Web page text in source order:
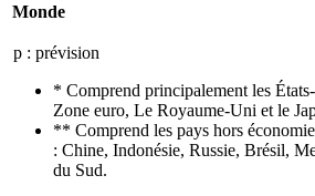
Monde
p : prévision
* Comprend principalement les
Zone euro, Le Royaume-Uni et le
** Comprend les pays hors
: Chine, Indonésie, Russie, Brésil,
du Sud.